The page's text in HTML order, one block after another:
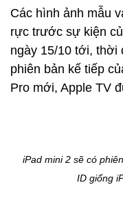
Các hình ảnh mẫu
rực trước sự kiện
ngày 15/10 tới, thời
phiên bản kế tiếp
Pro mới, Apple TV
iPad mini 2 sẽ có
ID giống